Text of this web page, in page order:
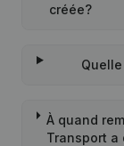
créée?
À quand
Transport a